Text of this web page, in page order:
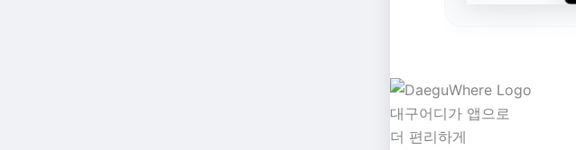
대구어디가 앱으로
더 편리하게